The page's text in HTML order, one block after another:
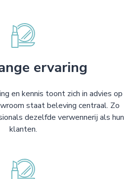
ervaring
en kennis toont zich in advies op
staat beleving centraal. Zo
dezelfde verwennerij als hun
klanten.